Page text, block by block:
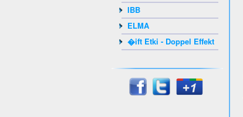
IBB
ELMA
�ift Etki - Doppel Effekt